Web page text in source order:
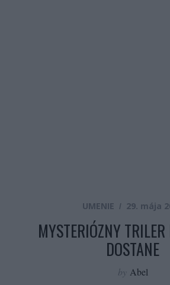
UMENIE 29. mája
MYSTERIÓZNY
DOSTANE
by Abel